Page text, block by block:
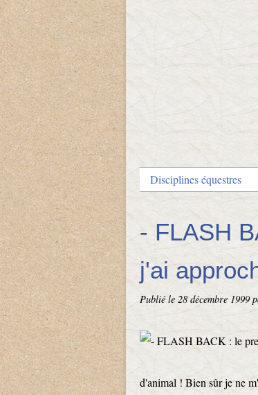
Disciplines équestres
- FLASH
j'ai
Publié le 28 décembre 1999
d'animal ! Bien sûr je ne